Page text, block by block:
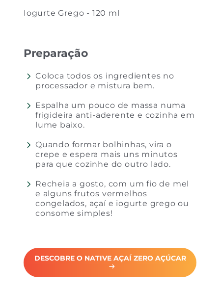
Iogurte Grego - 120 ml
Preparação
Coloca todos os ingredientes no
processador e mistura bem.
Espalha um pouco de massa numa
frigideira anti-aderente e cozinha em
lume baixo.
Quando formar bolhinhas, vira o
crepe e espera mais uns minutos
para que cozinhe do outro lado.
Recheia a gosto, com um fio de mel
e alguns frutos vermelhos
congelados, açaí e iogurte grego ou
consome simples!
DESCOBRE O NATIVE AÇAÍ ZERO AÇÚCAR